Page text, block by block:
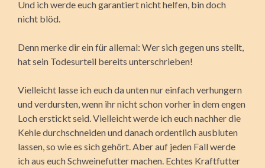
Und ich werde euch garantiert nicht helfen, bin doch
nicht blöd.
Denn merke dir ein für allemal: Wer sich gegen uns stellt,
hat sein Todesurteil bereits unterschrieben!
Vielleicht lasse ich euch da unten nur einfach verhungern
und verdursten, wenn ihr nicht schon vorher in dem engen
Loch erstickt seid. Vielleicht werde ich euch nachher die
Kehle durchschneiden und danach ordentlich ausbluten
lassen, so wie es sich gehört. Aber auf jeden Fall werde
ich aus euch Schweinefutter machen. Echtes Kraftfutter